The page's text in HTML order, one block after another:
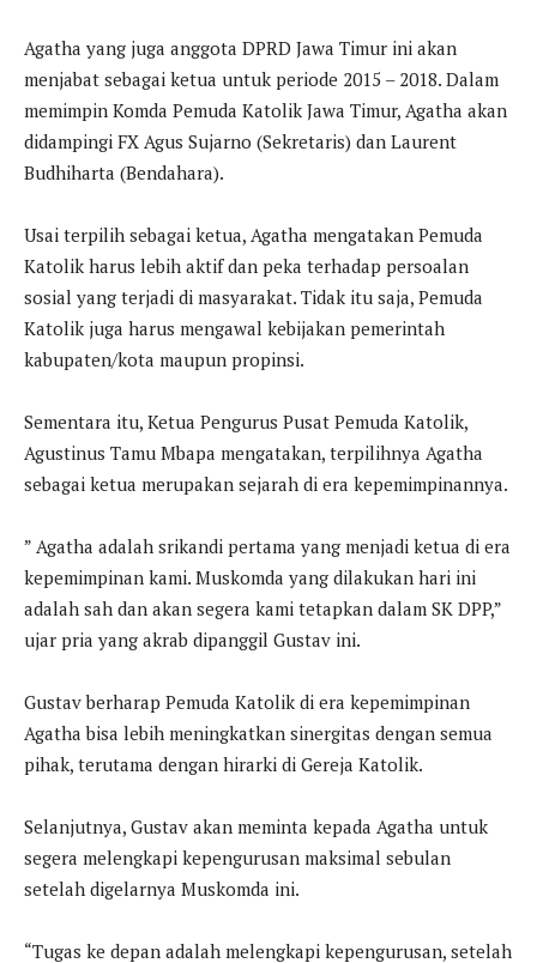
Agatha yang juga anggota DPRD Jawa Timur ini akan
menjabat sebagai ketua untuk periode 2015 – 2018. Dalam
memimpin Komda Pemuda Katolik Jawa Timur, Agatha akan
didampingi FX Agus Sujarno (Sekretaris) dan Laurent
Budhiharta (Bendahara).
Usai terpilih sebagai ketua, Agatha mengatakan Pemuda
Katolik harus lebih aktif dan peka terhadap persoalan
sosial yang terjadi di masyarakat. Tidak itu saja, Pemuda
Katolik juga harus mengawal kebijakan pemerintah
kabupaten/kota maupun propinsi.
Sementara itu, Ketua Pengurus Pusat Pemuda Katolik,
Agustinus Tamu Mbapa mengatakan, terpilihnya Agatha
sebagai ketua merupakan sejarah di era kepemimpinannya.
” Agatha adalah srikandi pertama yang menjadi ketua di era
kepemimpinan kami. Muskomda yang dilakukan hari ini
adalah sah dan akan segera kami tetapkan dalam SK DPP,”
ujar pria yang akrab dipanggil Gustav ini.
Gustav berharap Pemuda Katolik di era kepemimpinan
Agatha bisa lebih meningkatkan sinergitas dengan semua
pihak, terutama dengan hirarki di Gereja Katolik.
Selanjutnya, Gustav akan meminta kepada Agatha untuk
segera melengkapi kepengurusan maksimal sebulan
setelah digelarnya Muskomda ini.
“Tugas ke depan adalah melengkapi kepengurusan, setelah